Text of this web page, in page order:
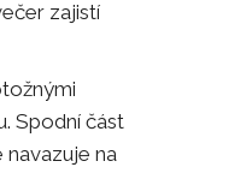
zajistí
Spodní část
na